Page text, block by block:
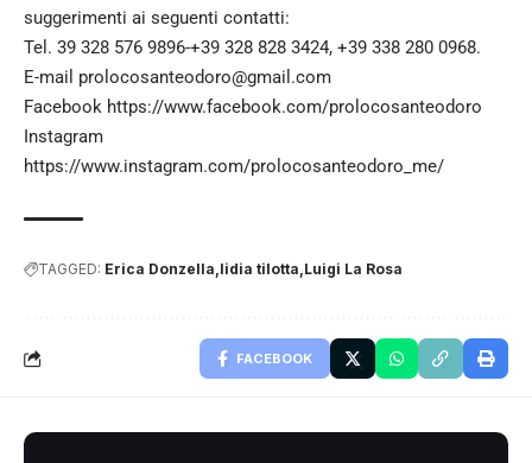
suggerimenti ai seguenti contatti:
Tel. 39 328 576 9896-+39 328 828 3424, +39 338 280 0968.
E-mail prolocosanteodoro@gmail.com
Facebook https://www.facebook.com/prolocosanteodoro
Instagram
https://www.instagram.com/prolocosanteodoro_me/
TAGGED: Erica Donzella lidia tilotta Luigi La Rosa
FACEBOOK